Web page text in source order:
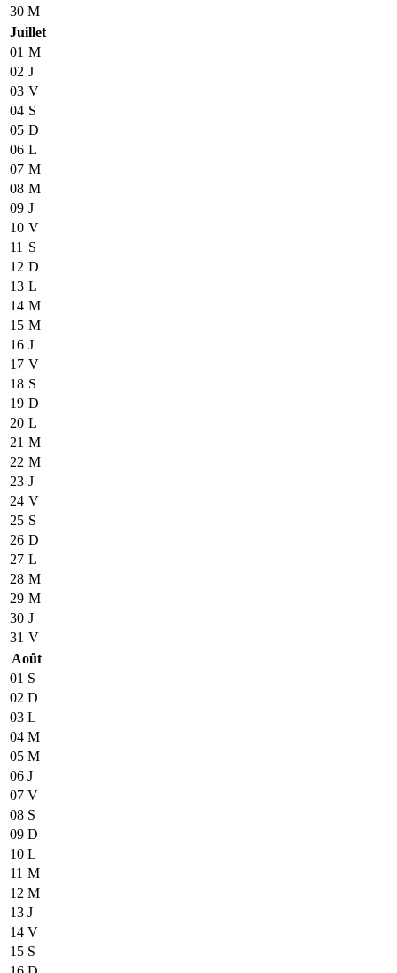
30 M
Juillet
01 M
02 J
03 V
04 S
05 D
06 L
07 M
08 M
09 J
10 V
11 S
12 D
13 L
14 M
15 M
16 J
17 V
18 S
19 D
20 L
21 M
22 M
23 J
24 V
25 S
26 D
27 L
28 M
29 M
30 J
31 V
Août
01 S
02 D
03 L
04 M
05 M
06 J
07 V
08 S
09 D
10 L
11 M
12 M
13 J
14 V
15 S